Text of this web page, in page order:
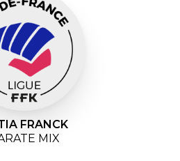
FRANCK
MIX